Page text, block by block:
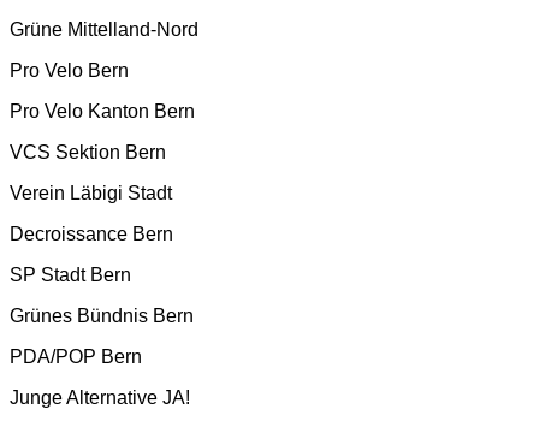
Grüne Mittelland-Nord
Pro Velo Bern
Pro Velo Kanton Bern
VCS Sektion Bern
Verein Läbigi Stadt
Decroissance Bern
SP Stadt Bern
Grünes Bündnis Bern
PDA/POP Bern
Junge Alternative JA!